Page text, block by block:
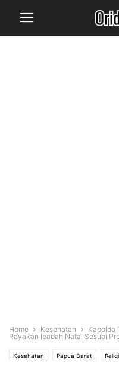
Home Kesehatan
Kapolda
Rayakan Ibadah Natal Sesuai
Kesehatan Papua Barat Religi